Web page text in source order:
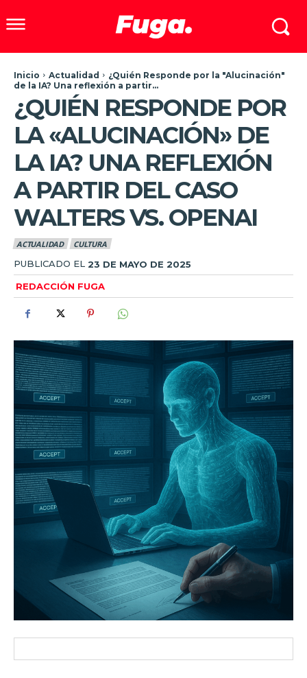
Inicio Actualidad
¿Quién Responde por la "Alucinación"
de la IA? Una reflexión a partir...
¿QUIÉN RESPONDE POR
LA «ALUCINACIÓN» DE
LA IA? UNA REFLEXIÓN
A PARTIR DEL CASO
WALTERS VS. OPENAI
ACTUALIDAD CULTURA
PUBLICADO EL 23 DE MAYO DE 2025
REDACCIÓN FUGA